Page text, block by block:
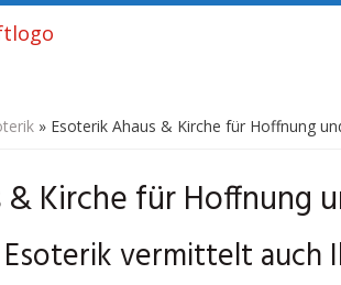
» Esoterik Ahaus & Kirche für Hoffnung
& Kirche für Hoffnung
vermittelt auch